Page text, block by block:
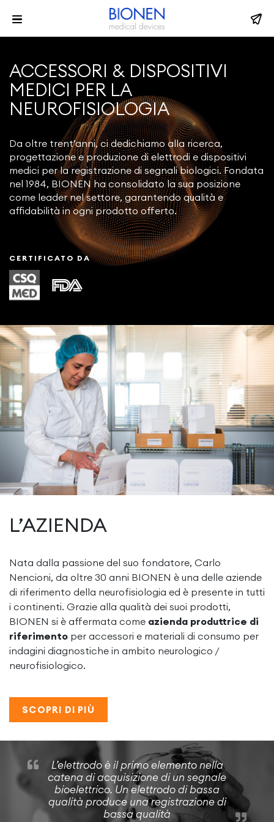
ACCESSORI & DISPOSITIVI
MEDICI PER LA
NEUROFISIOLOGIA
Da oltre trent’anni, ci dedichiamo alla ricerca,
progettazione e produzione di elettrodi e dispositivi
medici per la registrazione di segnali biologici. Fondata
nel 1984, BIONEN ha consolidato la sua posizione
come leader nel settore, garantendo qualità e
affidabilità in ogni prodotto offerto.
CERTIFICATO DA
L’AZIENDA
Nata dalla passione del suo fondatore, Carlo
Nencioni, da oltre 30 anni BIONEN è una delle aziende
di riferimento della neurofisiologia ed è presente in tutti
i continenti. Grazie alla qualità dei suoi prodotti,
BIONEN si è affermata come azienda produttrice di
riferimento per accessori e materiali di consumo per
indagini diagnostiche in ambito neurologico /
neurofisiologico.
SCOPRI DI PIÙ
L’elettrodo è il primo elemento nella
catena di acquisizione di un segnale
bioelettrico. Un elettrodo di bassa
qualità produce una registrazione di
bassa qualità